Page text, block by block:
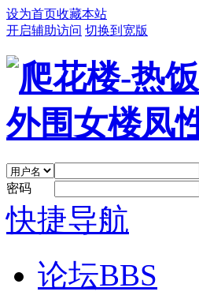
设为首页收藏本站
开启辅助访问 切换到宽版
密码
快捷导航
论坛BBS